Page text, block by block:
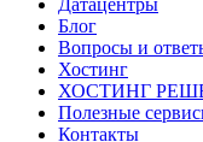
Датацентры
Блог
Вопросы и
Хостинг
ХОСТИНГ
Полезные
Контакты